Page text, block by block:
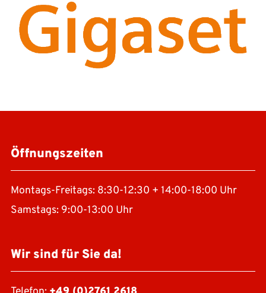
Öffnungszeiten
Montags-Freitags: 8:30-12:30 + 14:00-18:00 Uhr
Samstags: 9:00-13:00 Uhr
Wir sind für Sie da!